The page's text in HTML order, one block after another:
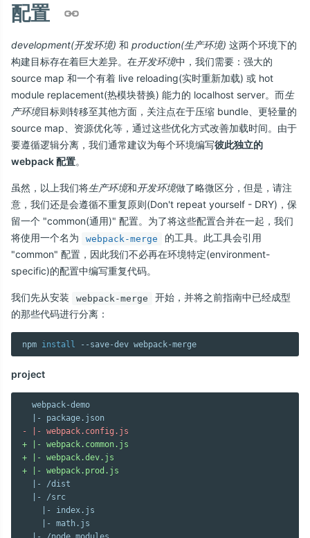
配置
development(开发环境) 和 production(生产环境) 这两个环境下的
构建目标存在着巨大差异。在开发环境中，我们需要：强大的
source map 和一个有着 live reloading(实时重新加载) 或 hot
module replacement(热模块替换) 能力的 localhost server。而生
产环境目标则转移至其他方面，关注点在于压缩 bundle、更轻量的
source map、资源优化等，通过这些优化方式改善加载时间。由于
要遵循逻辑分离，我们通常建议为每个环境编写彼此独立的
webpack 配置。
虽然，以上我们将生产环境和开发环境做了略微区分，但是，请注
意，我们还是会遵循不重复原则(Don't repeat yourself - DRY)，保
留一个 "common(通用)" 配置。为了将这些配置合并在一起，我们
将使用一个名为
webpack-merge
的工具。此工具会引用
"common" 配置，因此我们不必再在环境特定(environment-
specific)的配置中编写重复代码。
我们先从安装 webpack-merge
开始，并将之前指南中已经成型
的那些代码进行分离：
npm install
project
  webpack-demo
- |- webpack.config.js
+ |- webpack.common.js
+ |- webpack.dev.js
+ |- webpack.prod.js
  |- /dist
  |- /src
    |- index.js
    |- math.js